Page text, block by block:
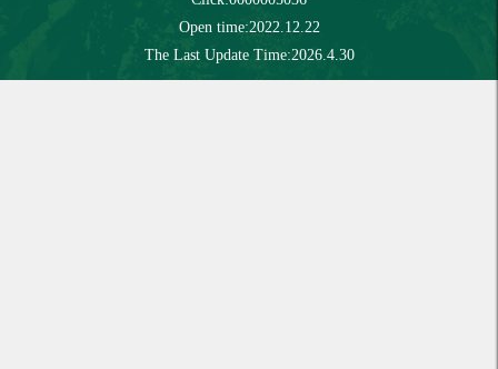
Open time:2022.12.22
The Last Update Time:2026.4.30